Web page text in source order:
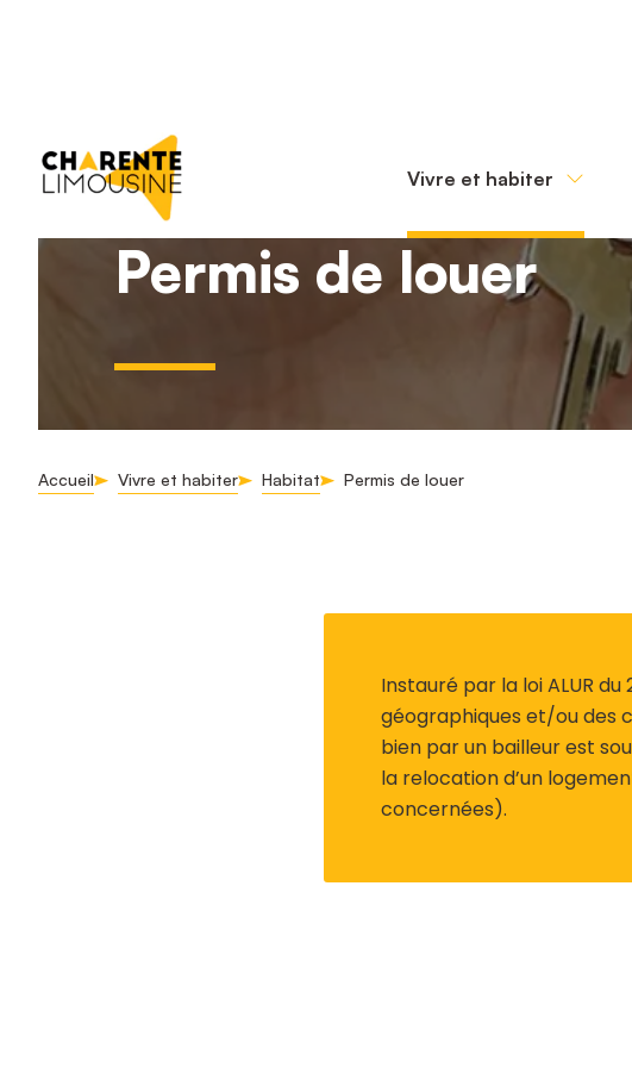
Vivre et habiter
Permis de louer
Accueil Vivre et habiter Habitat Permis de louer
Instauré par la loi ALUR
géographiques et/ou des
bien par un bailleur est
la relocation d’un
concernées).